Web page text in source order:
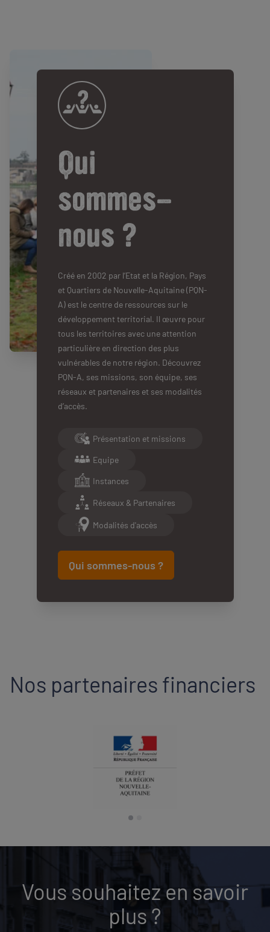
Qui
sommes-
nous ?
Créé en 2002 par l’Etat et la Région, Pays
et Quartiers de Nouvelle-Aquitaine (PQN-
A) est le centre de ressources sur le
développement territorial. Il œuvre pour
tous les territoires avec une attention
particulière en direction des plus
vulnérables de notre région. Découvrez
PQN-A, ses missions, son équipe, ses
réseaux et partenaires et ses modalités
d’accès.
Présentation et missions
Equipe
Instances
Réseaux & Partenaires
Modalités d'accès
Qui sommes-nous ?
Nos partenaires financiers
Vous souhaitez en savoir
plus ?